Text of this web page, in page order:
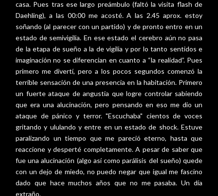
casa. Pues tras ese largo preámbulo (faltó la visita flash de
Daehling), a las 00:00 me acosté. A las 2.45 aprox. estoy
soñando (al parecer con un partido) y de pronto entro en un
estado de semivigilia. En ese estado el cerebro aún no pasa
de la etapa de sueño a la de vigilia y por lo tanto sentidos e
imaginación no se diferencian en cuanto a “la realidad”. Pues
primero me divertí, pero a los pocos segundos comenzó la
terrible sensación de una presencia en la habitación. Primero
un fuerte ataque de angustia que logre controlar sabiendo
que era una alucinación, pero pensando en eso me dio un
ataque de pánico y terror. "Escuchaba" cientos de voces
gritando y ululando y entre en un estado de shock. Estuve
paralizando un tiempo que me pareció eterno, hasta que
reaccione y desperté completamente. A pesar de saber que
fue una alucinación (algo así como parálisis del sueño) quede
con un dejo de miedo, no puedo negar que igual me fascino
dado que hace muchos años que no me pasaba. Un día
extraño.